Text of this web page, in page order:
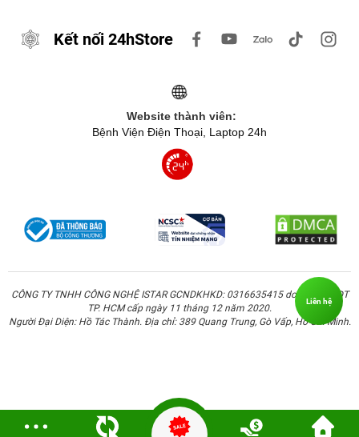
Kết nối 24hStore
Website thành viên:
Bệnh Viện Điện Thoại, Laptop 24h
CÔNG TY TNHH CÔNG NGHỆ ISTAR GCNDKHKD: 0316635415 do Sở KH & ĐT
TP. HCM cấp ngày 11 tháng 12 năm 2020.
Người Đại Diện: Hồ Tác Thành. Địa chỉ: 389 Quang Trung, Gò Vấp, Hồ Chí Minh.
Liên hệ